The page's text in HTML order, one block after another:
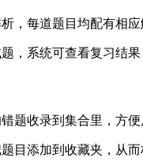
，每道题目均配有相应
，系统可查看复习结果
题收录到集合里，方便
目添加到收藏夹，从